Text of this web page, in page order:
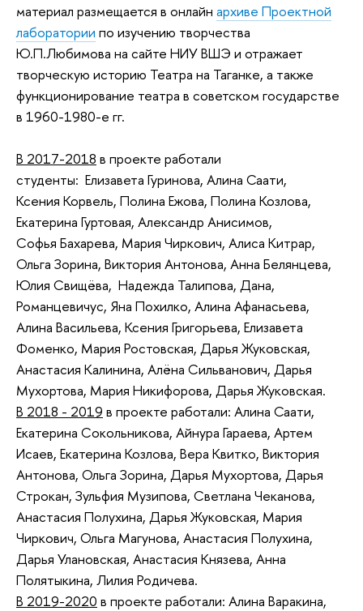
материал размещается в онлайн архиве Проектной
лаборатории по изучению творчества
Ю.П.Любимова на сайте НИУ ВШЭ и отражает
творческую историю Театра на Таганке, а также
функционирование театра в советском государстве
в 1960-1980-е гг.
В 2017-2018 в проекте работали
студенты: Елизавета Гуринова, Алина Саати,
Ксения Корвель, Полина Ежова, Полина Козлова,
Екатерина Гуртовая, Александр Анисимов,
Софья Бахарева, Мария Чиркович, Алиса Китрар,
Ольга Зорина, Виктория Антонова, Анна Белянцева,
Юлия Свищёва, Надежда Талипова, Дана,
Романцевичус, Яна Похилко, Алина Афанасьева,
Алина Васильева, Ксения Григорьева, Елизавета
Фоменко, Мария Ростовская, Дарья Жуковская,
Анастасия Калинина, Алёна Сильванович, Дарья
Мухортова, Мария Никифорова, Дарья Жуковская.
В 2018 - 2019 в проекте работали: Алина Саати,
Екатерина Сокольникова, Айнура Гараева, Артем
Исаев, Екатерина Козлова, Вера Квитко, Виктория
Антонова, Ольга Зорина, Дарья Мухортова, Дарья
Строкан, Зульфия Музипова, Светлана Чеканова,
Анастасия Полухина, Дарья Жуковская, Мария
Чиркович, Ольга Магунова, Анастасия Полухина,
Дарья Улановская, Анастасия Князева, Анна
Полятыкина, Лилия Родичева.
В 2019-2020 в проекте работали: Алина Варакина,